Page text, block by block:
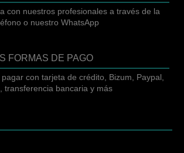
con nuestros profesionales a través de la
o nuestro WhatsApp
FORMAS DE PAGO
con tarjeta de crédito, Bizum, Paypal,
transferencia bancaria y más